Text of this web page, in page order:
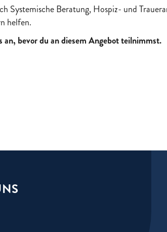
Systemische Beratung, Hospiz- und
helfen.
bevor du an diesem Angebot teilnimmst.